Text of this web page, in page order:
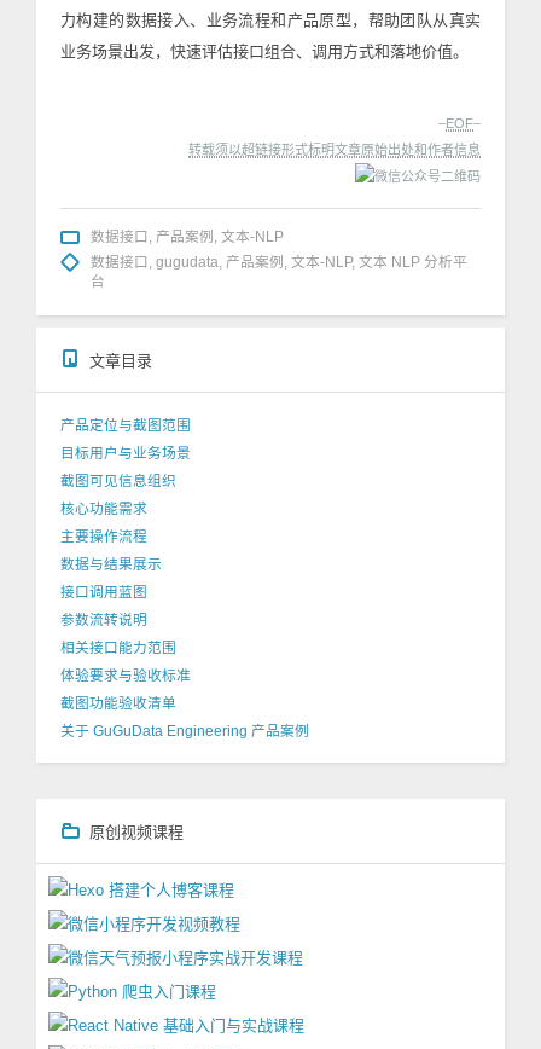
力构建的数据接入、业务流程和产品原型，帮助团队从真实
业务场景出发，快速评估接口组合、调用方式和落地价值。
–EOF–
转载须以超链接形式标明文章原始出处和作者信息
数据接口 产品案例
文本-NLP
数据接口 gugudata 产品案例 文本-NLP, 文本 NLP 分析平
台
文章目录
产品定位与截图范围
目标用户与业务场景
截图可见信息组织
核心功能需求
主要操作流程
数据与结果展示
接口调用蓝图
参数流转说明
相关接口能力范围
体验要求与验收标准
截图功能验收清单
关于 GuGuData Engineering 产品案例
原创视频课程